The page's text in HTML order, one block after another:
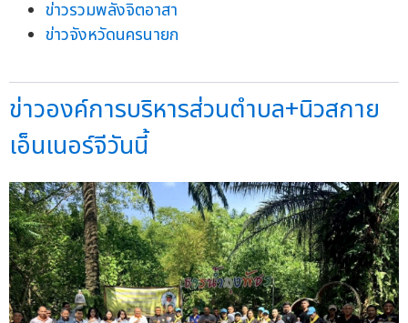
ข่าวรวมพลังจิตอาสา
ข่าวจังหวัดนครนายก
ข่าวองค์การบริหารส่วนตำบล+นิวสกาย
เอ็นเนอร์จีวันนี้